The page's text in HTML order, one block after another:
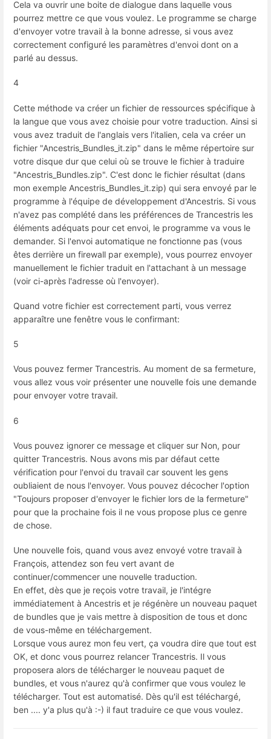
Cela va ouvrir une boite de dialogue dans laquelle vous
pourrez mettre ce que vous voulez. Le programme se charge
d'envoyer votre travail à la bonne adresse, si vous avez
correctement configuré les paramètres d'envoi dont on a
parlé au dessus.
4
Cette méthode va créer un fichier de ressources spécifique à
la langue que vous avez choisie pour votre traduction. Ainsi si
vous avez traduit de l'anglais vers l'italien, cela va créer un
fichier "Ancestris_Bundles_it.zip" dans le même répertoire sur
votre disque dur que celui où se trouve le fichier à traduire
"Ancestris_Bundles.zip". C'est donc le fichier résultat (dans
mon exemple Ancestris_Bundles_it.zip) qui sera envoyé par le
programme à l'équipe de développement d'Ancestris. Si vous
n'avez pas complété dans les préférences de Trancestris les
éléments adéquats pour cet envoi, le programme va vous le
demander. Si l'envoi automatique ne fonctionne pas (vous
êtes derrière un firewall par exemple), vous pourrez envoyer
manuellement le fichier traduit en l'attachant à un message
(voir ci-après l'adresse où l'envoyer).
Quand votre fichier est correctement parti, vous verrez
apparaître une fenêtre vous le confirmant:
5
Vous pouvez fermer Trancestris. Au moment de sa fermeture,
vous allez vous voir présenter une nouvelle fois une demande
pour envoyer votre travail.
6
Vous pouvez ignorer ce message et cliquer sur Non, pour
quitter Trancestris. Nous avons mis par défaut cette
vérification pour l'envoi du travail car souvent les gens
oubliaient de nous l'envoyer. Vous pouvez décocher l'option
"Toujours proposer d'envoyer le fichier lors de la fermeture"
pour que la prochaine fois il ne vous propose plus ce genre
de chose.
Une nouvelle fois, quand vous avez envoyé votre travail à
François, attendez son feu vert avant de
continuer/commencer une nouvelle traduction.
En effet, dès que je reçois votre travail, je l'intégre
immédiatement à Ancestris et je régénère un nouveau paquet
de bundles que je vais mettre à disposition de tous et donc
de vous-même en téléchargement.
Lorsque vous aurez mon feu vert, ça voudra dire que tout est
OK, et donc vous pourrez relancer Trancestris. Il vous
proposera alors de télécharger le nouveau paquet de
bundles, et vous n'aurez qu'à confirmer que vous voulez le
télécharger. Tout est automatisé. Dès qu'il est téléchargé,
ben .... y'a plus qu'à :-) il faut traduire ce que vous voulez.